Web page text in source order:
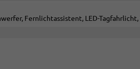
Fernlichtassistent, LED-